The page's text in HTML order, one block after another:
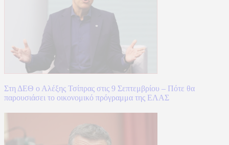
Στη ΔΕΘ ο Αλέξης Τσίπρας στις 9 Σεπτεμβρίου – Πότε θα
παρουσιάσει το οικονομικό πρόγραμμα της ΕΛΑΣ